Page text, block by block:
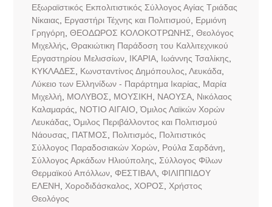
Εξωραϊστικός Εκπολιτιστικός Σύλλογος Αγίας Τριάδας
Νίκαιας
Εργαστήρι Τέχνης και Πολιτισμού
Ερμιόνη
Γρηγόρη ΘΕΟΔΩΡΟΣ ΚΟΛΟΚΟΤΡΩΝΗΣ Θεολόγος
Μιχελλής Θρακιώτικη Παράδοση του Καλλιτεχνικού
Εργαστηρίου Μελισσίων, ΙΚΑΡΙΑ, Ιωάννης Τσαλίκης
ΚΥΚΛΑΔΕΣ
Κωνσταντίνος Δημόπουλος Λευκάδα,
Λύκειο των Ελληνίδων - Παράρτημα Ικαρίας
Μαρία
Μιχελλή
ΜΟΛΥΒΟΣ ΜΟΥΣΙΚΗ ΝΑΟΥΣΑ, Νικόλαος
Καλαμαράς
ΝΟΤΙΟ ΑΙΓΑΙΟ ,Όμιλος Λαϊκών Χορών
Λευκάδας ,Όμιλος Περιβάλλοντος και Πολιτισμού
Νάουσας
ΠΑΤΜΟΣ Πολιτισμός
Πολιτιστικός
Σύλλογος Παραδοσιακών Χορών, Ρούλα Σαρδάνη
Σύλλογος Αρκάδων Ηλιούπολης
Σύλλογος Φίλων
Θερμαϊκού Απόλλων, ΦΕΣΤΙΒΑΛ, ΦΙΛΙΠΠΙΔΟΥ
ΕΛΕΝΗ
Χοροδιδάσκαλος ΧΟΡΟΣ
Χρήστος
Θεολόγος